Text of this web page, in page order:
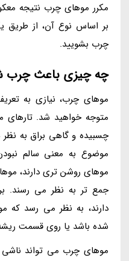
مکرر موهای چرب نتیجه
بر اساس نوع آن، از
چرب بشویید.
چه چیزی باعث چرب
موهای چرب، نیازی به
متوجه خواهید شد. تارهای
چسبیده و گاهی براق به
موضوع به معنی سالم
موهای روشن تری دارند،
جمع تر به نظر می رسند.
دارند، به نظر می رسد
شده باشد یا روی قسمت
موهای چرب می تواند ناشی